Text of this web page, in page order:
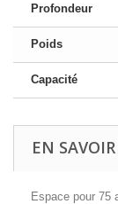
Profondeur
Poids
Capacité
EN
Espace pour 75